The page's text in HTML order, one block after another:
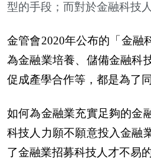
型的手段；而對於金融科技
金管會2020年公布的「金融
為金融業培養、儲備金融科
促成產學合作等，都是為了
如何為金融業充實足夠的金
科技人力願不願意投入金融
了金融業招募科技人才不易的